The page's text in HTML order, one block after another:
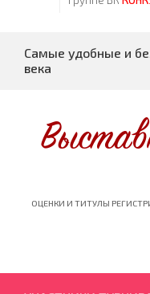
Самые удобные и
века
ОЦЕНКИ И ТИТУЛЫ